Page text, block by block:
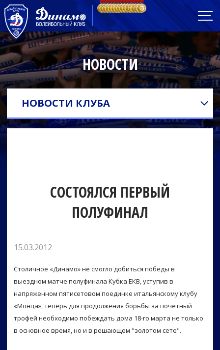
НОВОСТИ
НОВОСТИ КЛУБА
СОСТОЯЛСЯ ПЕРВЫЙ
ПОЛУФИНАЛ
15.03.2012
Столичное «Динамо» не смогло добиться победы в
выездном матче полуфинала Кубка ЕКВ, уступив в
напряженном пятисетовом поединке итальянскому клубу
«Монца», теперь для продолжения борьбы за почетный
трофей необходимо побеждать дома 18-го марта не только
в основное время, но и в решающем "золотом сете".